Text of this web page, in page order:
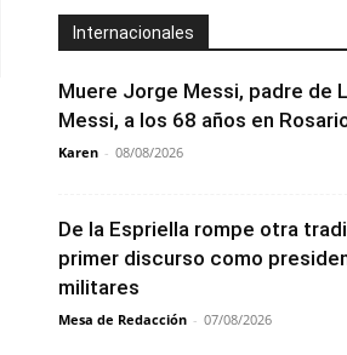
Internacionales
Muere Jorge Messi, padre de
Messi, a los 68 años en
Karen - 08/08/2026
De la Espriella rompe otra
primer discurso como
militares
Mesa de Redacción - 07/08/2026